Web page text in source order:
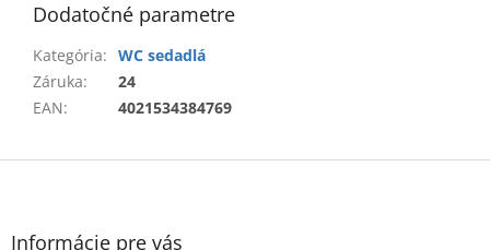
Dodatočné parametre
Kategória: WC sedadlá
Záruka:
24
EAN: 4021534384769
Z
Informácie pre vás